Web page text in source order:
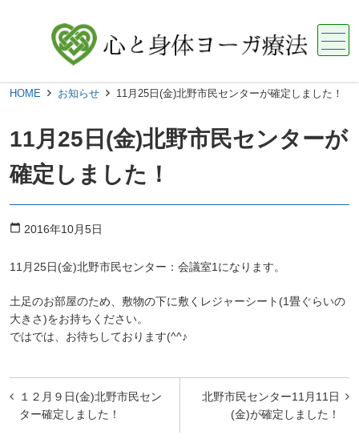
メニュー
HOME お知らせ 11月25日(金)北野市民センターが確定しました！
11月25日(金)北野市民センターが
確定しました！
calendar_today 2016年10月5日
11月25日(金)北野市民センター：会議室1になります。
土足のお部屋のため、敷物の下に敷くレジャーシート(1畳ぐらいの
大きさ)をお持ちください。
ではでは、お待ちしております(^^♪
投
稿
北野市民センター11月11日
(金)が確定しました！
１２月９日(金)北野市民セン
ター確定しました！